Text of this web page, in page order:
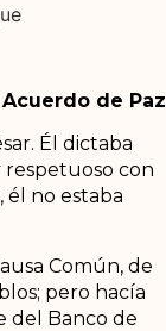
de Paz
Él dictaba
respetuoso con
él no estaba
Común, de
pero hacía
del Banco de